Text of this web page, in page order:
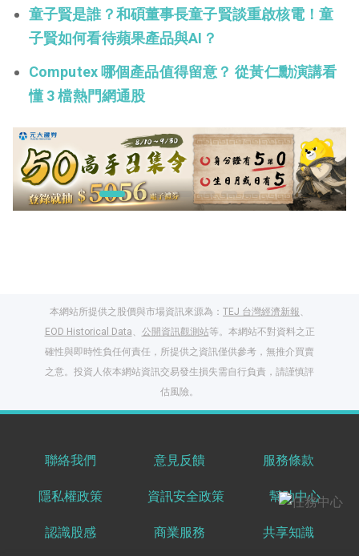
童子賢是誰？和碩董事長童子賢談重啟核電！童
子賢如何看待蘋果產品與AI？
Computex 哪個產品值得留意？ 從黃仁勳演講看
懂 3 檔熱門網通股
本網站所提供之股價與市場資訊來源為： TEJ 台灣經濟新報、
EOD Historical Data、 公開資訊觀測站等。本網站不對資料之正
確性與即時性負任何責任，所提供之資訊僅供參考，無推介買賣
之意。投資人依本網站資訊交易發生損失需自行負責，請謹慎評
估風險。
聯絡我們 意見反饋 服務條款
隱私權政策 資訊安全政策 幫助中心
認識股感 商業服務 共享知識
出國就缺這咖？股